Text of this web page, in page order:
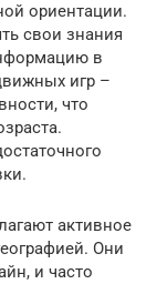
ориентации.
свои знания
в
игр –
что
активное
Они
и часто